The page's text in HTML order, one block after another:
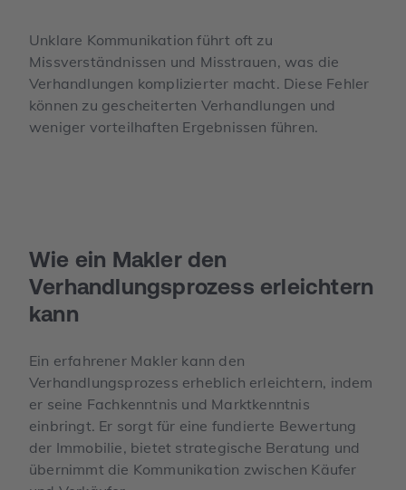
Unklare Kommunikation führt oft zu
Missverständnissen und Misstrauen, was die
Verhandlungen komplizierter macht. Diese Fehler
können zu gescheiterten Verhandlungen und
weniger vorteilhaften Ergebnissen führen.
Wie ein Makler den
Verhandlungs­­prozess erleichtern
kann
Ein erfahrener Makler kann den
Verhandlungsprozess erheblich erleichtern, indem
er seine Fachkenntnis und Marktkenntnis
einbringt. Er sorgt für eine fundierte Bewertung
der Immobilie, bietet strategische Beratung und
übernimmt die Kommunikation zwischen Käufer